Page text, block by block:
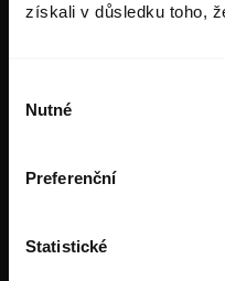
získali v důsledku toho,
souhlasu
Nutné
Preferenční
Statistické